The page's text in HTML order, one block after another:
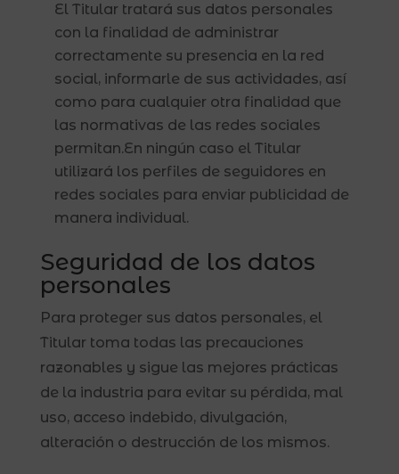
El Titular tratará sus datos personales
con la finalidad de administrar
correctamente su presencia en la red
social, informarle de sus actividades, así
como para cualquier otra finalidad que
las normativas de las redes sociales
permitan.En ningún caso el Titular
utilizará los perfiles de seguidores en
redes sociales para enviar publicidad de
manera individual.
Seguridad de los datos
personales
Para proteger sus datos personales, el
Titular toma todas las precauciones
razonables y sigue las mejores prácticas
de la industria para evitar su pérdida, mal
uso, acceso indebido, divulgación,
alteración o destrucción de los mismos.